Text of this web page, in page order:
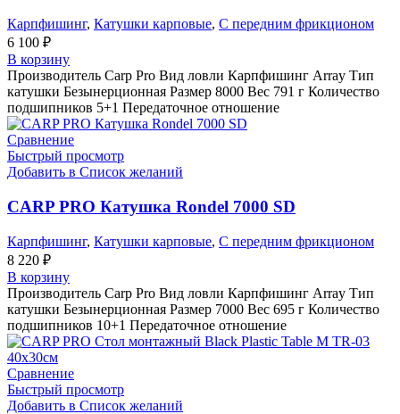
Карпфишинг, Катушки карповые, С передним фрикционом
6 100 ₽
В корзину
Производитель Carp Pro Вид ловли Карпфишинг Array Тип
катушки Безынерционная Размер 8000 Вес 791 г Количество
подшипников 5+1 Передаточное отношение
Сравнение
Быстрый просмотр
Добавить в Список желаний
CARP PRO Катушкa Rondel 7000 SD
Карпфишинг, Катушки карповые, С передним фрикционом
8 220 ₽
В корзину
Производитель Carp Pro Вид ловли Карпфишинг Array Тип
катушки Безынерционная Размер 7000 Вес 695 г Количество
подшипников 10+1 Передаточное отношение
Сравнение
Быстрый просмотр
Добавить в Список желаний